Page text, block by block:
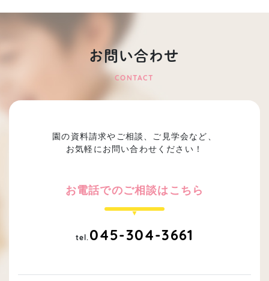
お問い合わせ
CONTACT
園の資料請求やご相談、ご見学会など、
お気軽にお問い合わせください！
お電話でのご相談はこちら
tel. 045-304-3661